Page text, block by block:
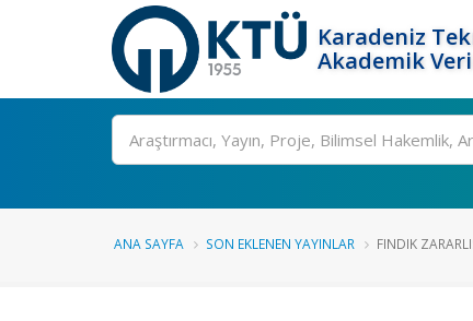
Karadeniz
Akademik
Ara
ANA SAYFA SON EKLENEN YAYINLAR FINDIK